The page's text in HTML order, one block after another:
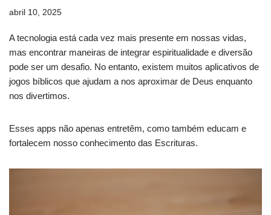
abril 10, 2025
A tecnologia está cada vez mais presente em nossas vidas,
mas encontrar maneiras de integrar espiritualidade e diversão
pode ser um desafio. No entanto, existem muitos aplicativos de
jogos bíblicos que ajudam a nos aproximar de Deus enquanto
nos divertimos.
Esses apps não apenas entretêm, como também educam e
fortalecem nosso conhecimento das Escrituras.